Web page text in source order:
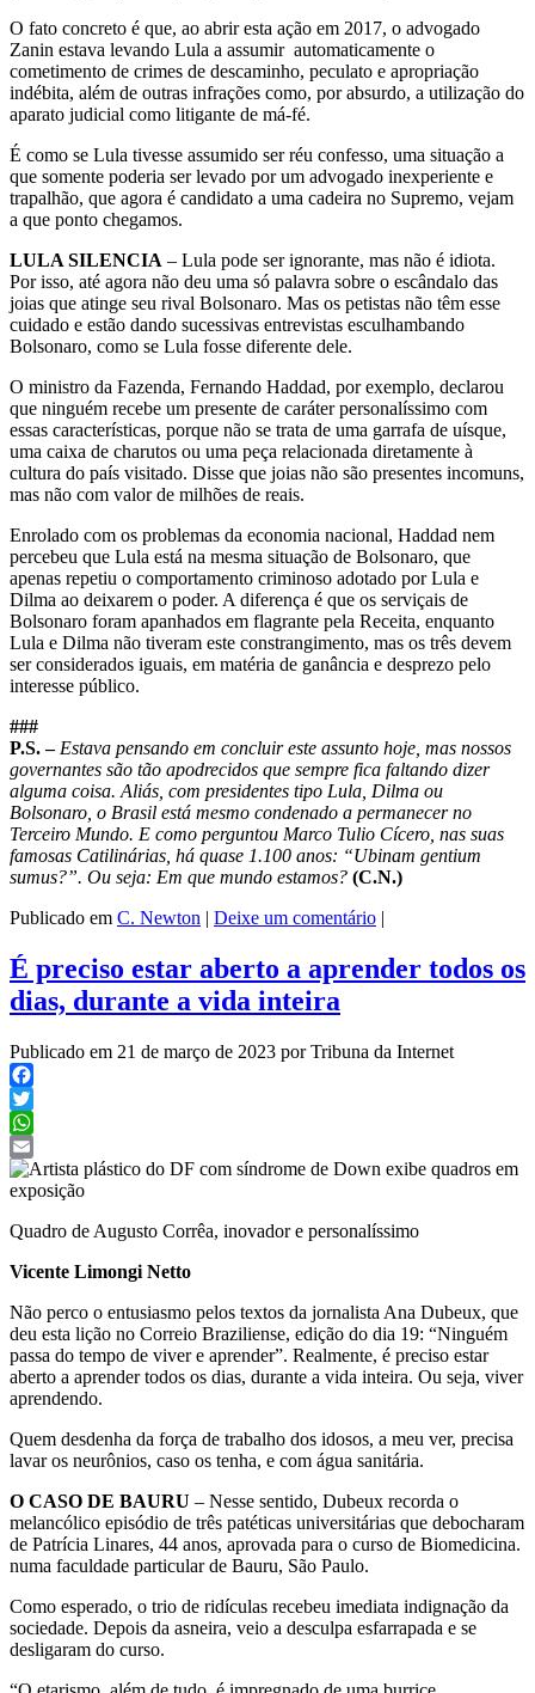
O fato concreto é que, ao abrir esta ação em 2017, o advogado
Zanin estava levando Lula a assumir automaticamente o
cometimento de crimes de descaminho, peculato e apropriação
indébita, além de outras infrações como, por absurdo, a utilização do
aparato judicial como litigante de má-fé.
É como se Lula tivesse assumido ser réu confesso, uma situação a
que somente poderia ser levado por um advogado inexperiente e
trapalhão, que agora é candidato a uma cadeira no Supremo, vejam
a que ponto chegamos.
LULA SILENCIA – Lula pode ser ignorante, mas não é idiota.
Por isso, até agora não deu uma só palavra sobre o escândalo das
joias que atinge seu rival Bolsonaro. Mas os petistas não têm esse
cuidado e estão dando sucessivas entrevistas esculhambando
Bolsonaro, como se Lula fosse diferente dele.
O ministro da Fazenda, Fernando Haddad, por exemplo, declarou
que ninguém recebe um presente de caráter personalíssimo com
essas características, porque não se trata de uma garrafa de uísque,
uma caixa de charutos ou uma peça relacionada diretamente à
cultura do país visitado. Disse que joias não são presentes incomuns,
mas não com valor de milhões de reais.
Enrolado com os problemas da economia nacional, Haddad nem
percebeu que Lula está na mesma situação de Bolsonaro, que
apenas repetiu o comportamento criminoso adotado por Lula e
Dilma ao deixarem o poder. A diferença é que os serviçais de
Bolsonaro foram apanhados em flagrante pela Receita, enquanto
Lula e Dilma não tiveram este constrangimento, mas os três devem
ser considerados iguais, em matéria de ganância e desprezo pelo
interesse público.
###
P.S. – Estava pensando em concluir este assunto hoje, mas nossos
governantes são tão apodrecidos que sempre fica faltando dizer
alguma coisa. Aliás, com presidentes tipo Lula, Dilma ou
Bolsonaro, o Brasil está mesmo condenado a permanecer no
Terceiro Mundo. E como perguntou Marco Tulio Cícero, nas suas
famosas Catilinárias, há quase 1.100 anos: “Ubinam gentium
sumus?”. Ou seja: Em que mundo estamos? (C.N.)
Publicado em C. Newton | Deixe um comentário |
É preciso estar aberto a aprender todos os
dias, durante a vida inteira
Publicado em 21 de março de 2023 por Tribuna da Internet
Facebook
Twitter
WhatsApp
Email
Quadro de Augusto Corrêa, inovador e personalíssimo
Vicente Limongi Netto
Não perco o entusiasmo pelos textos da jornalista Ana Dubeux, que
deu esta lição no Correio Braziliense, edição do dia 19: “Ninguém
passa do tempo de viver e aprender”. Realmente, é preciso estar
aberto a aprender todos os dias, durante a vida inteira. Ou seja, viver
aprendendo.
Quem desdenha da força de trabalho dos idosos, a meu ver, precisa
lavar os neurônios, caso os tenha, e com água sanitária.
O CASO DE BAURU – Nesse sentido, Dubeux recorda o
melancólico episódio de três patéticas universitárias que debocharam
de Patrícia Linares, 44 anos, aprovada para o curso de Biomedicina.
numa faculdade particular de Bauru, São Paulo.
Como esperado, o trio de ridículas recebeu imediata indignação da
sociedade. Depois da asneira, veio a desculpa esfarrapada e se
desligaram do curso.